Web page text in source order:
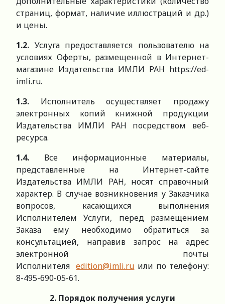
страниц, формат, наличие иллюстраций и др.)
и цены.
1.2. Услуга предоставляется пользователю на
условиях Оферты, размещенной в Интернет-
магазине Издательства ИМЛИ РАН https://ed-
imli.ru.
1.3. Исполнитель осуществляет продажу
электронных копий книжной продукции
Издательства ИМЛИ РАН посредством веб-
ресурса.
1.4. Все информационные материалы,
представленные на Интернет-сайте
Издательства ИМЛИ РАН, носят справочный
характер. В случае возникновения у Заказчика
вопросов, касающихся выполнения
Исполнителем Услуги, перед размещением
Заказа ему необходимо обратиться за
консультацией, направив запрос на адрес
электронной почты
Исполнителяedition@imli.ru или по телефону:
8-495-690-05-61.
2. Порядок получения услуги